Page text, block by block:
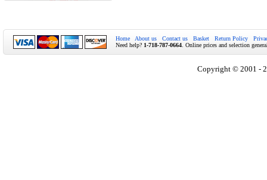
Home About us Contact us Basket Return Policy
Need help? 1-718-787-0664 . Online prices and selection
Copyright © 2001 -